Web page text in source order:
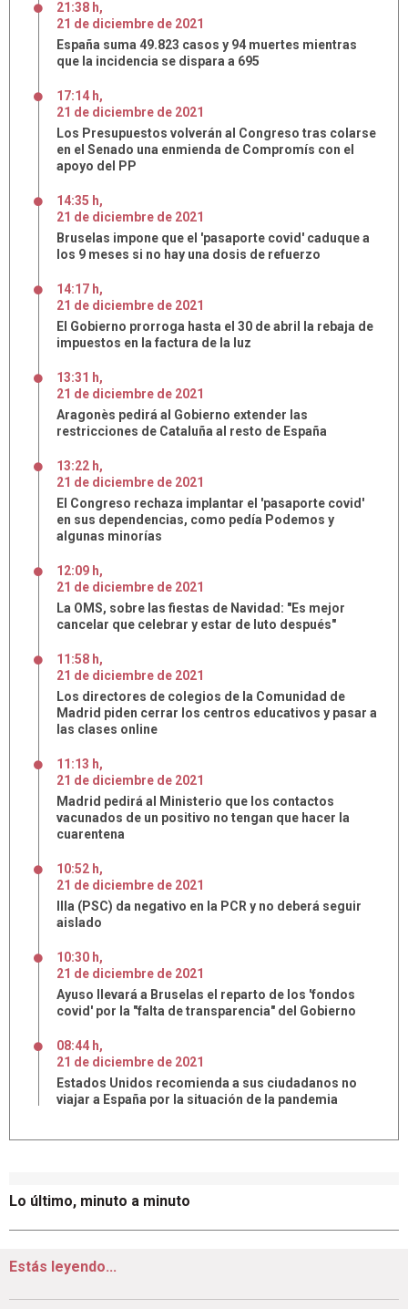
Lo último, minuto a minuto
Estás leyendo...
21:38 h,
21 de diciembre de 2021
España suma 49.823 casos y 94 muertes mientras
que la incidencia se dispara a 695
17:14 h,
21 de diciembre de 2021
Los Presupuestos volverán al Congreso tras colarse
en el Senado una enmienda de Compromís con el
apoyo del PP
14:35 h,
21 de diciembre de 2021
Bruselas impone que el 'pasaporte covid' caduque a
los 9 meses si no hay una dosis de refuerzo
14:17 h,
21 de diciembre de 2021
El Gobierno prorroga hasta el 30 de abril la rebaja de
impuestos en la factura de la luz
13:31 h,
21 de diciembre de 2021
Aragonès pedirá al Gobierno extender las
restricciones de Cataluña al resto de España
13:22 h,
21 de diciembre de 2021
El Congreso rechaza implantar el 'pasaporte covid'
en sus dependencias, como pedía Podemos y
algunas minorías
12:09 h,
21 de diciembre de 2021
La OMS, sobre las fiestas de Navidad: "Es mejor
cancelar que celebrar y estar de luto después"
11:58 h,
21 de diciembre de 2021
Los directores de colegios de la Comunidad de
Madrid piden cerrar los centros educativos y pasar a
las clases online
11:13 h,
21 de diciembre de 2021
Madrid pedirá al Ministerio que los contactos
vacunados de un positivo no tengan que hacer la
cuarentena
10:52 h,
21 de diciembre de 2021
Illa (PSC) da negativo en la PCR y no deberá seguir
aislado
10:30 h,
21 de diciembre de 2021
Ayuso llevará a Bruselas el reparto de los 'fondos
covid' por la "falta de transparencia" del Gobierno
08:44 h,
21 de diciembre de 2021
Estados Unidos recomienda a sus ciudadanos no
viajar a España por la situación de la pandemia